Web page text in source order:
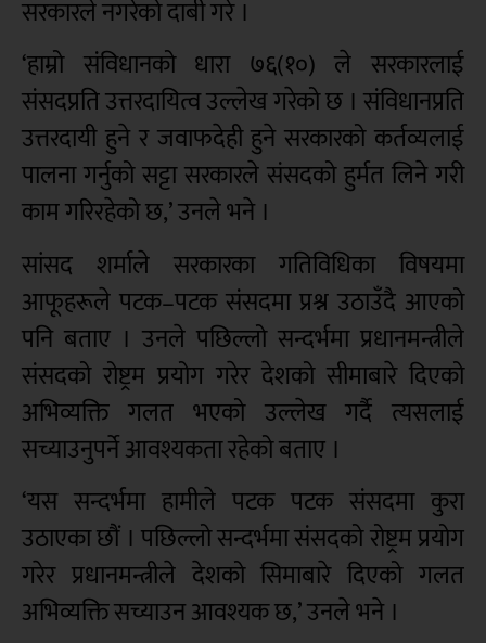
सरकारले नगरेको दाबी गरे ।
‘हाम्रो संविधानको धारा ७६(१०) ले सरकारलाई
संसदप्रति उत्तरदायित्व उल्लेख गरेको छ । संविधानप्रति
उत्तरदायी हुने र जवाफदेही हुने सरकारको कर्तव्यलाई
पालना गर्नुको सट्टा सरकारले संसदको हुर्मत लिने गरी
काम गरिरहेको छ,’ उनले भने ।
सांसद शर्माले सरकारका गतिविधिका विषयमा
आफूहरूले पटक–पटक संसदमा प्रश्न उठाउँदै आएको
पनि बताए । उनले पछिल्लो सन्दर्भमा प्रधानमन्त्रीले
संसदको रोष्ट्रम प्रयोग गरेर देशको सीमाबारे दिएको
अभिव्यक्ति गलत भएको उल्लेख गर्दै त्यसलाई
सच्याउनुपर्ने आवश्यकता रहेको बताए ।
‘यस सन्दर्भमा हामीले पटक पटक संसदमा कुरा
उठाएका छौं । पछिल्लो सन्दर्भमा संसदको रोष्ट्रम प्रयोग
गरेर प्रधानमन्त्रीले देशको सिमाबारे दिएको गलत
अभिव्यक्ति सच्याउन आवश्यक छ,’ उनले भने ।